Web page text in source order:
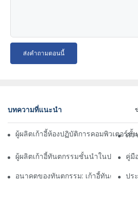
ส่งคำถามตอนนี้
บทความที่แนะนำ
ผู้ผลิตเก้าอี้ห้องปฏิบัติการคอมพิวเตอร์
คว
ผู้ผลิตเก้าอี้ทันตกรรมชั้นนำในประเทศ
คู่มื
อนาคตของทันตกรรม: เก้าอี้ทันตกรรม
ปร